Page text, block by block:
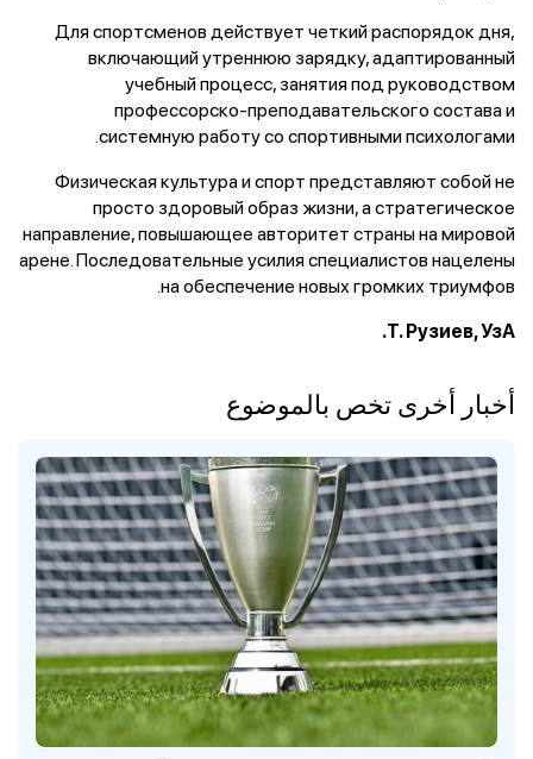
Для спортсменов действует четкий распорядок дня,
включающий утреннюю зарядку, адаптированный
учебный процесс, занятия под руководством
профессорско-преподавательского состава и
системную работу со спортивными психологами.
Физическая культура и спорт представляют собой не
просто здоровый образ жизни, а стратегическое
направление, повышающее авторитет страны на мировой
арене. Последовательные усилия специалистов нацелены
на обеспечение новых громких триумфов.
Т. Рузиев, УзА.
أخبار أخرى تخص بالموضوع